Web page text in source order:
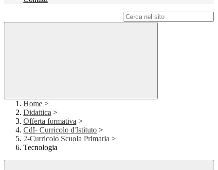
Home >
Didattica >
Offerta formativa >
CdI- Curricolo d'Istituto >
2-Curricolo Scuola Primaria >
Tecnologia